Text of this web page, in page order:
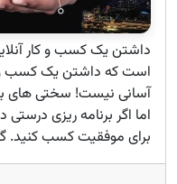
داشتن یک کسب و کار
است که داشتن یک کسب و
آسانی نیست! سختی های
اما اگر برنامه ریزی
برای موفقیت کسب کنید.